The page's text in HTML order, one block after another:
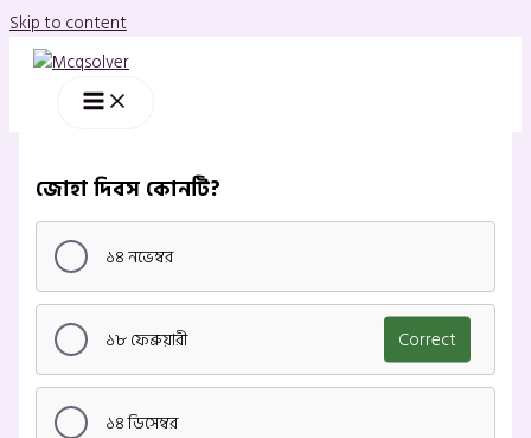
Skip to content
জোহা দিবস কোনটি?
১৪ নভেম্বর
১৮ ফেব্রুয়ারী Correct
১৪ ডিসেম্বর